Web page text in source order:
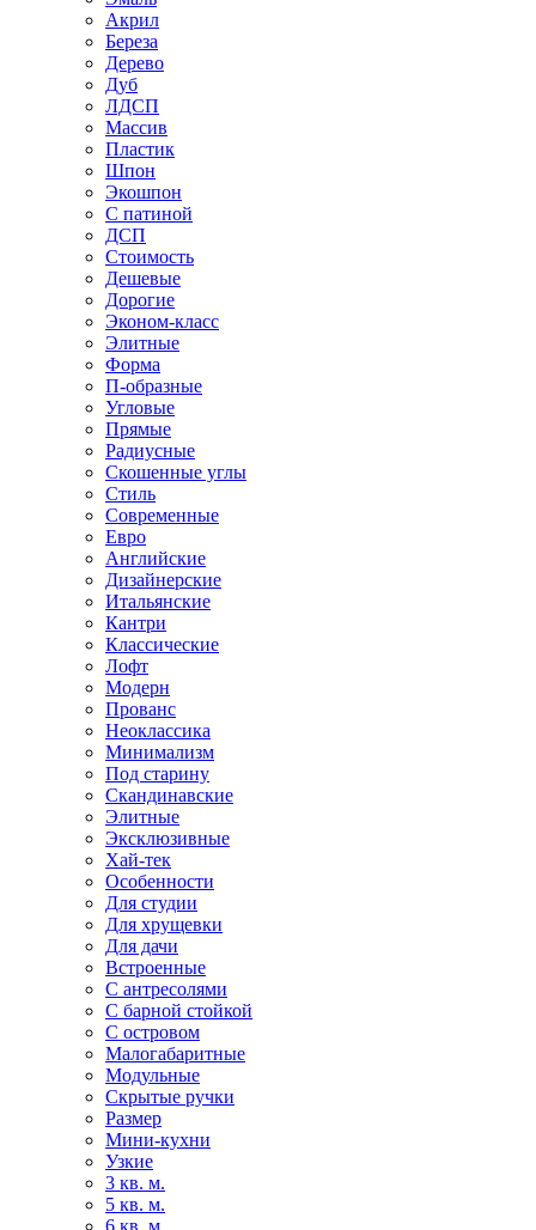
Акрил
Береза
Дерево
Дуб
ЛДСП
Массив
Пластик
Шпон
Экошпон
С патиной
ДСП
Стоимость
Дешевые
Дорогие
Эконом-класс
Элитные
Форма
П-образные
Угловые
Прямые
Радиусные
Скошенные углы
Стиль
Современные
Евро
Английские
Дизайнерские
Итальянские
Кантри
Классические
Лофт
Модерн
Прованс
Неоклассика
Минимализм
Под старину
Скандинавские
Элитные
Эксклюзивные
Хай-тек
Особенности
Для студии
Для хрущевки
Для дачи
Встроенные
С антресолями
С барной стойкой
С островом
Малогабаритные
Модульные
Скрытые ручки
Размер
Мини-кухни
Узкие
3 кв. м.
5 кв. м.
6 кв. м.